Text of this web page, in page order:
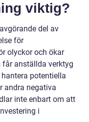
viktig?
del av
för
olyckor och ökar
anställda verktyg
potentiella
andra negativa
inte enbart om att
i